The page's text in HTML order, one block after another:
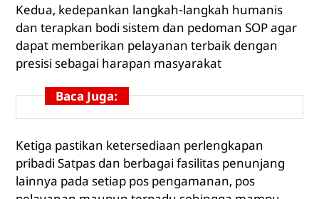
Kedua, kedepankan langkah-langkah humanis
dan terapkan bodi sistem dan pedoman SOP agar
dapat memberikan pelayanan terbaik dengan
presisi sebagai harapan masyarakat
Baca Juga:
Ketiga pastikan ketersediaan perlengkapan
pribadi Satpas dan berbagai fasilitas penunjang
lainnya pada setiap pos pengamanan, pos